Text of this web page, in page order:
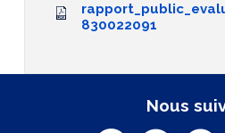
830022091
Nous